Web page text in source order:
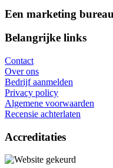
Een marketing
Belangrijke links
Contact
Over ons
Bedrijf aanmelden
Privacy policy
Algemene voorwaarden
Recensie achterlaten
Accreditaties